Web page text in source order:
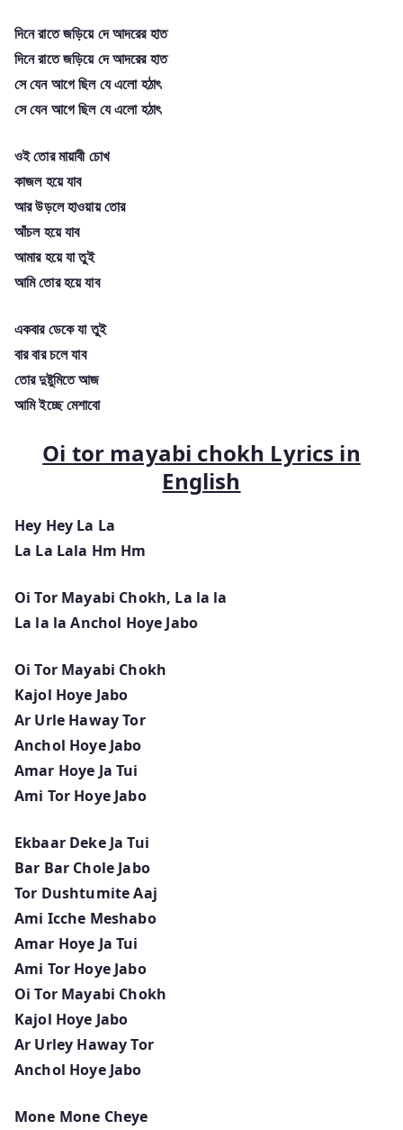
দিনে রাতে জড়িয়ে দে আদরের হাত
দিনে রাতে জড়িয়ে দে আদরের হাত
সে যেন আগে ছিল যে এলো হঠাৎ
সে যেন আগে ছিল যে এলো হঠাৎ
ওই তোর মায়াবী চোখ
কাজল হয়ে যাব
আর উড়লে হাওয়ায় তোর
আঁচল হয়ে যাব
আমার হয়ে যা তুই
আমি তোর হয়ে যাব
একবার ডেকে যা তুই
বার বার চলে যাব
তোর দুষ্টুমিতে আজ
আমি ইচ্ছে মেশাবো
Oi tor mayabi chokh Lyrics in
English
Hey Hey La La
La La Lala Hm Hm
Oi Tor Mayabi Chokh, La la la
La la la Anchol Hoye Jabo
Oi Tor Mayabi Chokh
Kajol Hoye Jabo
Ar Urle Haway Tor
Anchol Hoye Jabo
Amar Hoye Ja Tui
Ami Tor Hoye Jabo
Ekbaar Deke Ja Tui
Bar Bar Chole Jabo
Tor Dushtumite Aaj
Ami Icche Meshabo
Amar Hoye Ja Tui
Ami Tor Hoye Jabo
Oi Tor Mayabi Chokh
Kajol Hoye Jabo
Ar Urley Haway Tor
Anchol Hoye Jabo
Mone Mone Cheye